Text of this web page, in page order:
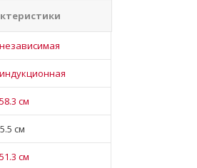
независимая
индукционная
58.3 см
5.5 см
51.3 см